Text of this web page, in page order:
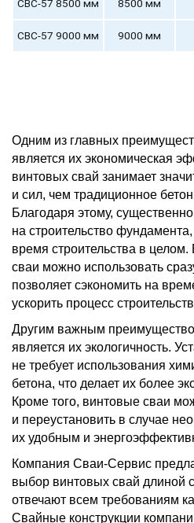
СВС-57 8500 мм 8500 мм
СВС-57 9000 мм 9000 мм
Одним из главных
является их экономическая
винтовых свай занимает
и сил, чем традиционное
Благодаря этому,
на строительство
время строительства в
сваи можно использовать
позволяет сэкономить на
ускорить процесс
Другим важным
является их экологичность.
не требует использования
бетона, что делает их более
Кроме того, винтовые сваи
и переустановить в случае
их удобным и
Компания Сваи-Сервис
выбор винтовых свай длиной
отвечают всем требованиям
Свайные конструкции